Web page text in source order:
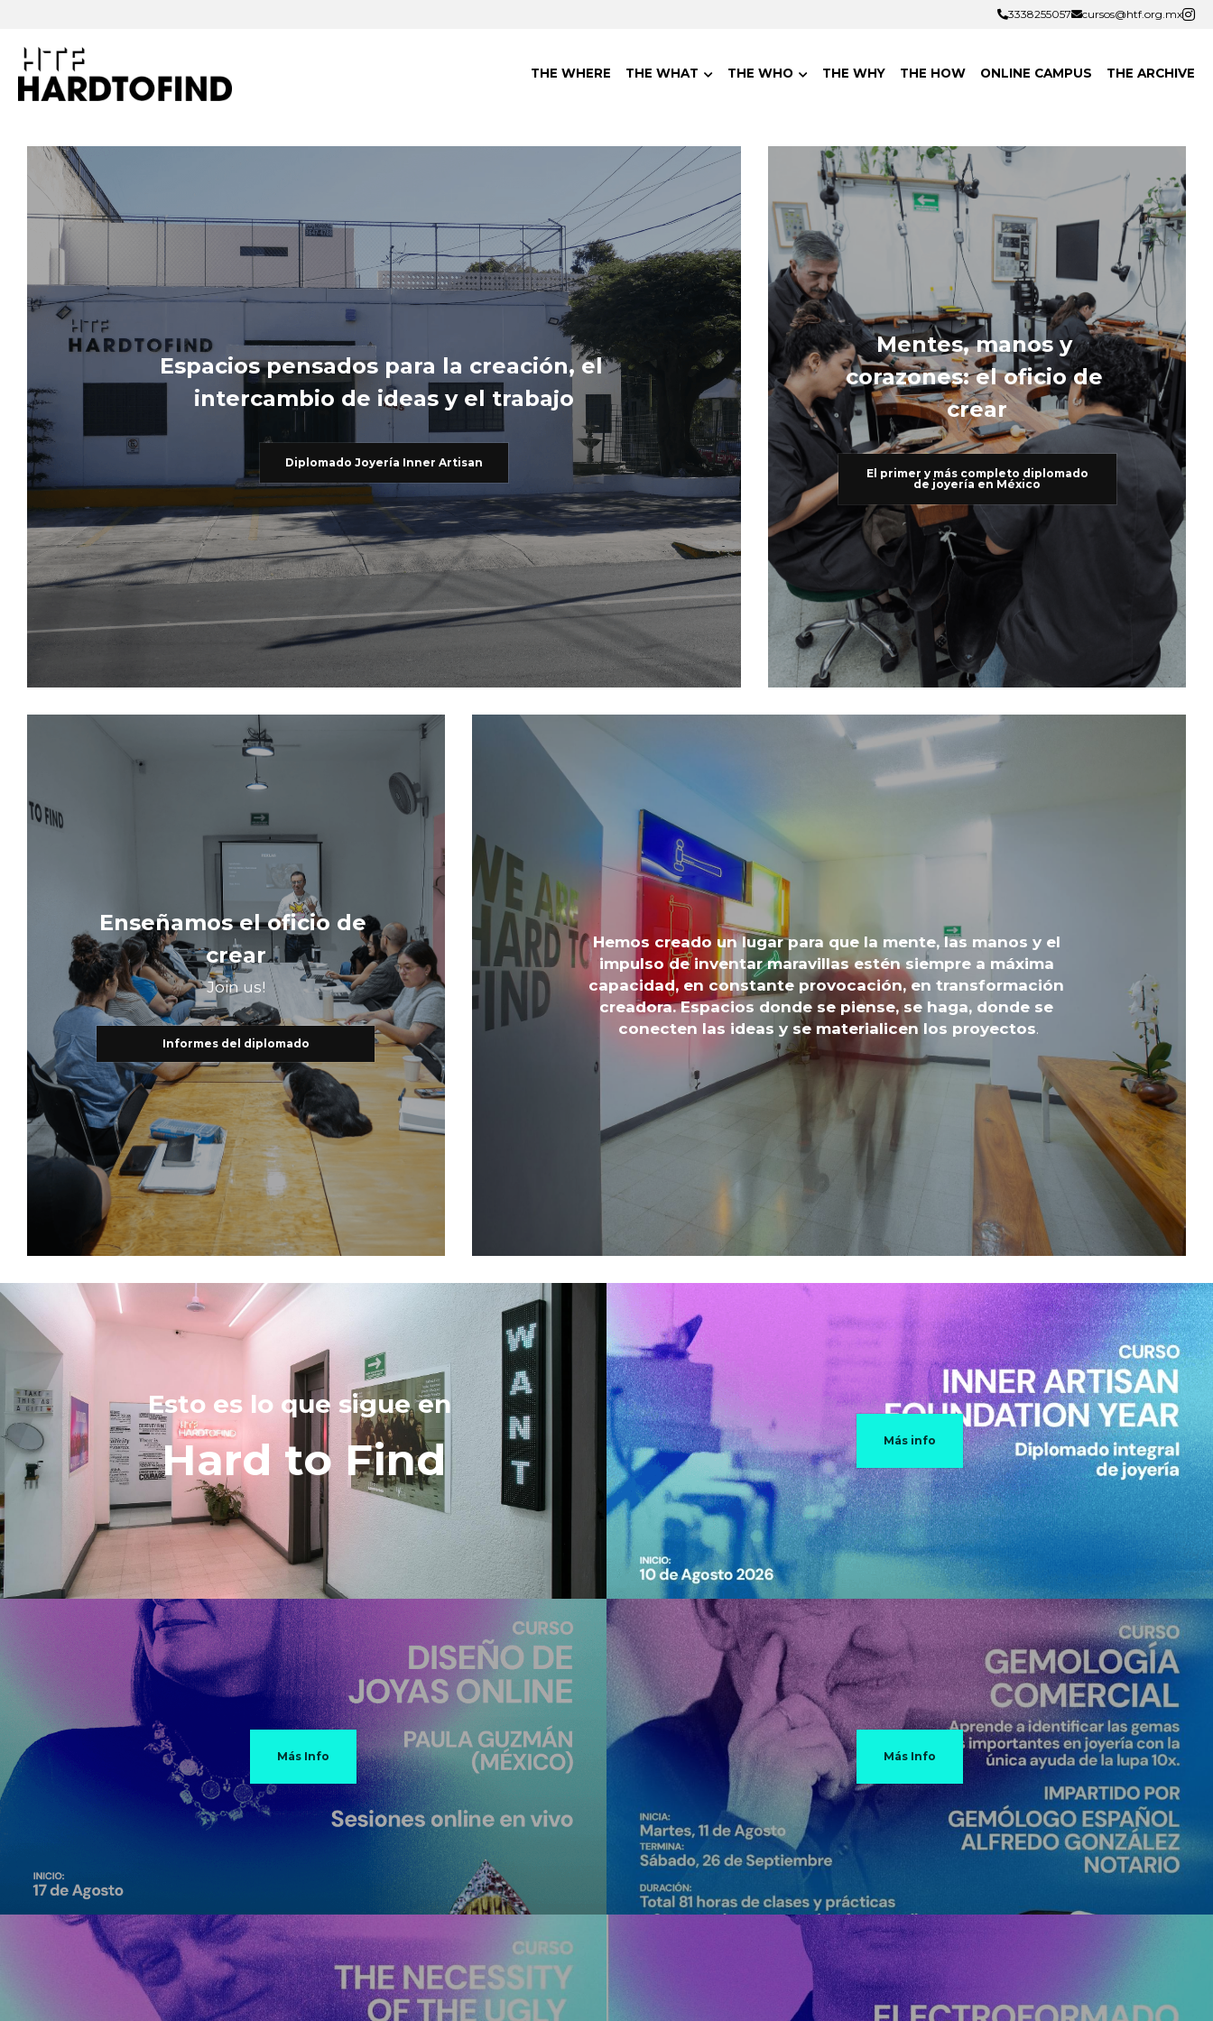
3338255057 cursos@htf.org.mx
3338255057 cursos@htf.org.mx
THE WHERE THE WHAT THE WHO THE WHY THE HOW ONLINE CAMPUS THE ARCHIVE
Espacios pensados para la creación, el
intercambio de ideas y el trabajo
Diplomado Joyería Inner Artisan
Mentes, manos y
corazones: el oficio de
crear
El primer y más completo diplomado
de joyería en México
Enseñamos el oficio de
crear
Join us!
Informes del diplomado
Hemos creado un lugar para que la mente, las manos y el
impulso de inventar maravillas estén siempre a máxima
capacidad, en constante provocación, en transformación
creadora. Espacios donde se piense, se haga, donde se
conecten las ideas y se materialicen los proyectos.
Esto es lo que sigue en
Hard to Find Más info
Más Info Más Info